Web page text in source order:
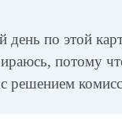
по этой
потому
решением